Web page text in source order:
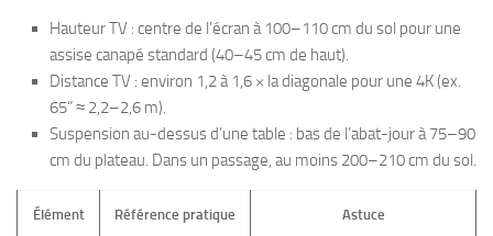
Hauteur TV : centre de l’écran à 100–110 cm du sol pour une
assise canapé standard (40–45 cm de haut).
Distance TV : environ 1,2 à 1,6 × la diagonale pour une 4K (ex.
65” ≈ 2,2–2,6 m).
Suspension au-dessus d’une table : bas de l’abat-jour à 75–90
cm du plateau. Dans un passage, au moins 200–210 cm du sol.
Élément Référence pratique Astuce